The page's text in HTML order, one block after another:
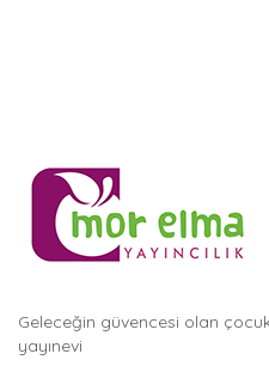
Geleceğin güvencesi olan
yayınevi